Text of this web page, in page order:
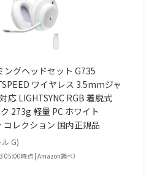
グヘッドセット G735
ワイヤレス 3.5mmジャ
応 LIGHTSYNC RGB 着脱式
273g 軽量 PC ホワイト
コレクション 国内正規品
G)
05:00時点 | Amazon調べ）